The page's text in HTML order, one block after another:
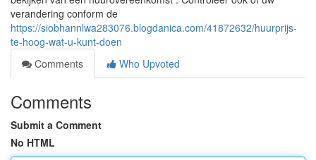
verandering conform de
https://siobhannlwa283076.blogdanica.com/41872632/huurprijs-
te-hoog-wat-u-kunt-doen
Comments
Who Upvoted
Comments
Submit a Comment
No HTML